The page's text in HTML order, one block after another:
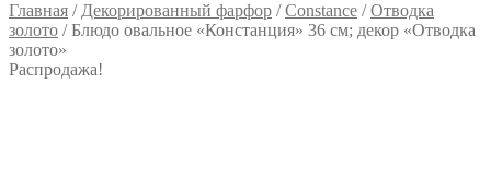
Главная / Декорированный фарфор /Constance /Отводка
золото /Блюдо овальное «Констанция» 36 см; декор «Отводка
золото»
Распродажа!